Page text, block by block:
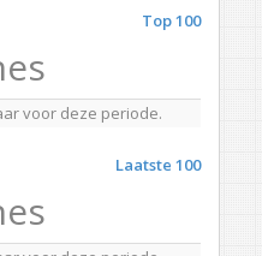
Top 100
voor deze periode.
Laatste 100